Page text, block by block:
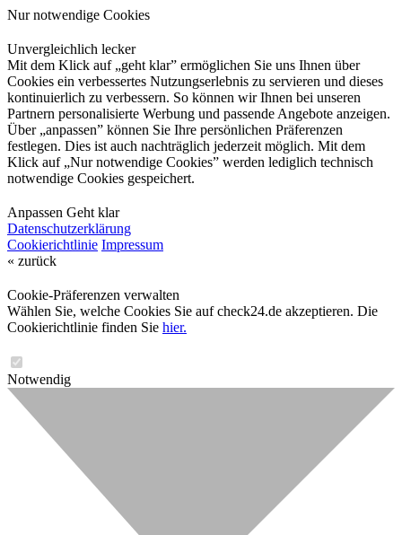
Nur notwendige Cookies
Unvergleichlich lecker
Mit dem Klick auf „geht klar” ermöglichen Sie uns Ihnen über
Cookies ein verbessertes Nutzungserlebnis zu servieren und dieses
kontinuierlich zu verbessern. So können wir Ihnen bei unseren
Partnern personalisierte Werbung und passende Angebote anzeigen.
Über „anpassen” können Sie Ihre persönlichen Präferenzen
festlegen. Dies ist auch nachträglich jederzeit möglich. Mit dem
Klick auf „Nur notwendige Cookies” werden lediglich technisch
notwendige Cookies gespeichert.
Anpassen Geht klar
Datenschutzerklärung
Cookierichtlinie Impressum
« zurück
Cookie-Präferenzen verwalten
Wählen Sie, welche Cookies Sie auf check24.de akzeptieren. Die
Cookierichtlinie finden Sie hier.
Notwendig